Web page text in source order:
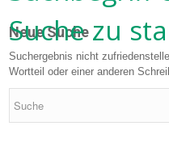
Suche zu
Neue Suche
Suchergebnis nicht
Wortteil oder einer anderen